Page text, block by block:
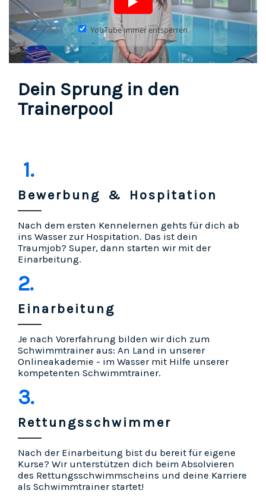
YouTube immer entsperren
Dein Sprung in den
Trainerpool
1.
Bewerbung & Hospitation
Nach dem ersten Kennelernen gehts für dich ab
ins Wasser zur Hospitation. Das ist dein
Traumjob? Super, dann starten wir mit der
Einarbeitung.
2.
Einarbeitung
Je nach Vorerfahrung bilden wir dich zum
Schwimmtrainer aus: An Land in unserer
Onlineakademie - im Wasser mit Hilfe unserer
kompetenten Schwimmtrainer.
3.
Rettungsschwimmer
Nach der Einarbeitung bist du bereit für eigene
Kurse? Wir unterstützen dich beim Absolvieren
des Rettungsschwimmscheins und deine Karriere
als Schwimmtrainer startet!